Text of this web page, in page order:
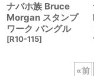
ナバホ族 Bruce
Morgan スタンプ
ワーク バングル
[R10-115]
«前